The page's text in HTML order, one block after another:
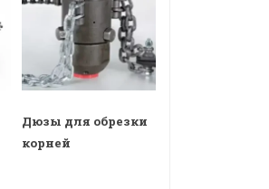
Дюзы для обрезки
корней